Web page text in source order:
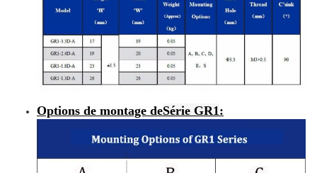
Options de montage deSérie GR1 :